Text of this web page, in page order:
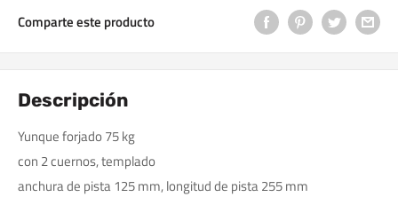
Comparte este producto
Descripción
Yunque forjado 75 kg
con 2 cuernos, templado
anchura de pista 125 mm, longitud de pista 255 mm